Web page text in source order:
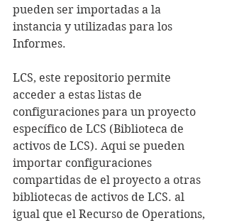
pueden ser importadas a la
instancia y utilizadas para los
Informes.
LCS, este repositorio permite
acceder a estas listas de
configuraciones para un proyecto
específico de LCS (Biblioteca de
activos de LCS). Aqui se pueden
importar configuraciones
compartidas de el proyecto a otras
bibliotecas de activos de LCS. al
igual que el Recurso de Operations,